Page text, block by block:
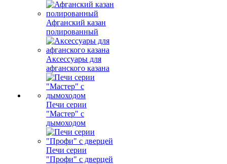
Афганский казан
полированный
Аксессуары для
афганского казана
Печи серии
"Мастер" с
дымоходом
Печи серии
"Профи" с дверцей